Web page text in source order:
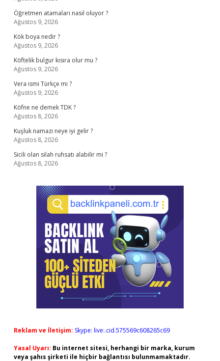
Öğretmen atamaları nasıl oluyor ?
Ağustos 9, 2026
Kök boya nedir ?
Ağustos 9, 2026
Köftelik bulgur kısıra olur mu ?
Ağustos 9, 2026
Vera ismi Türkçe mi ?
Ağustos 9, 2026
Köfne ne demek TDK ?
Ağustos 8, 2026
Kuşluk namazı neye iyi gelir ?
Ağustos 8, 2026
Sicili olan silah ruhsatı alabilir mi ?
Ağustos 8, 2026
Reklam ve İletişim: Skype: live:.cid.575569c608265c69
Yasal Uyarı: Bu internet sitesi, herhangi bir marka, kurum
veya şahıs şirketi ile hiçbir bağlantısı bulunmamaktadır.